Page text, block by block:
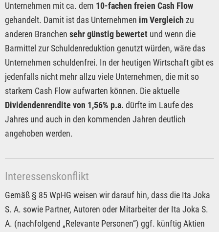
Unternehmen mit ca. dem 10-fachen freien Cash Flow
gehandelt. Damit ist das Unternehmen im Vergleich zu
anderen Branchen sehr günstig bewertet und wenn die
Barmittel zur Schuldenreduktion genutzt würden, wäre das
Unternehmen schuldenfrei. In der heutigen Wirtschaft gibt es
jedenfalls nicht mehr allzu viele Unternehmen, die mit so
starkem Cash Flow aufwarten können. Die aktuelle
Dividendenrendite von 1,56% p.a. dürfte im Laufe des
Jahres und auch in den kommenden Jahren deutlich
angehoben werden.
Interessenskonflikt
Gemäß § 85 WpHG weisen wir darauf hin, dass die Ita Joka
S. A. sowie Partner, Autoren oder Mitarbeiter der Ita Joka S.
A. (nachfolgend „Relevante Personen“) ggf. künftig Aktien